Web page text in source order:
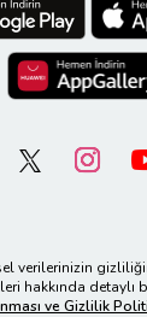
verilerinizin
hakkında
ve Gizlilik